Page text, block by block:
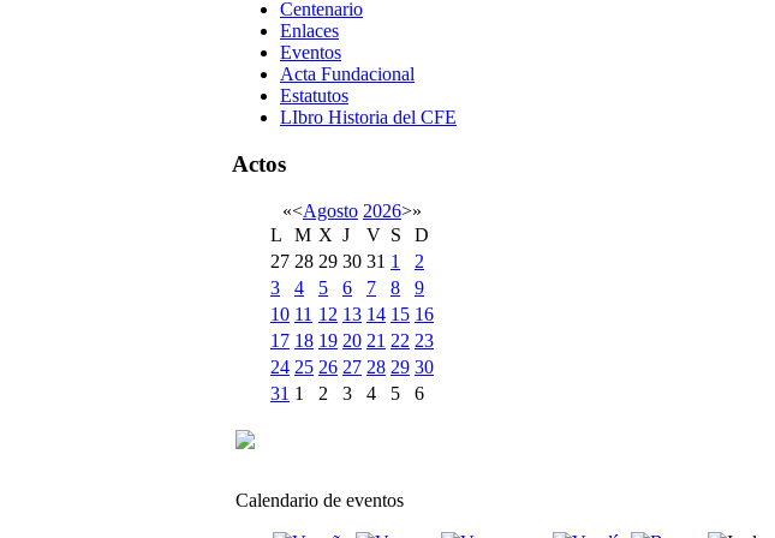
Centenario
Enlaces
Eventos
Acta Fundacional
Estatutos
LIbro Historia del CFE
Actos
«<Agosto 2026>»
L
M X J V S
D
27 28 29 30 31 1
2
3
4 5 6 7 8
9
10 11 12 13 14 15 16
17 18 19 20 21 22 23
24 25 26 27 28 29 30
31 1 2 3 4 5 6
Calendario de eventos